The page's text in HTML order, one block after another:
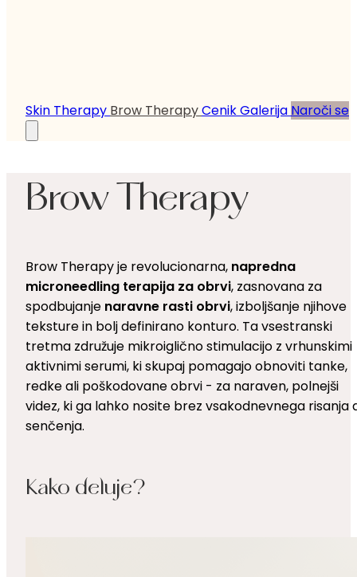
Skin Therapy Brow TherapyCenikGalerija Naroči se
Brow Therapy
Brow Therapy je revolucionarna, napredna
microneedling terapija za obrvi, zasnovana za
spodbujanje naravne rasti obrvi, izboljšanje njihove
teksture in bolj definirano konturo. Ta vsestranski
tretma združuje mikroiglično stimulacijo z vrhunskimi
aktivnimi serumi, ki skupaj pomagajo obnoviti tanke,
redke ali poškodovane obrvi - za naraven, polnejši
videz, ki ga lahko nosite brez vsakodnevnega risanja
senčenja.
Kako deluje?